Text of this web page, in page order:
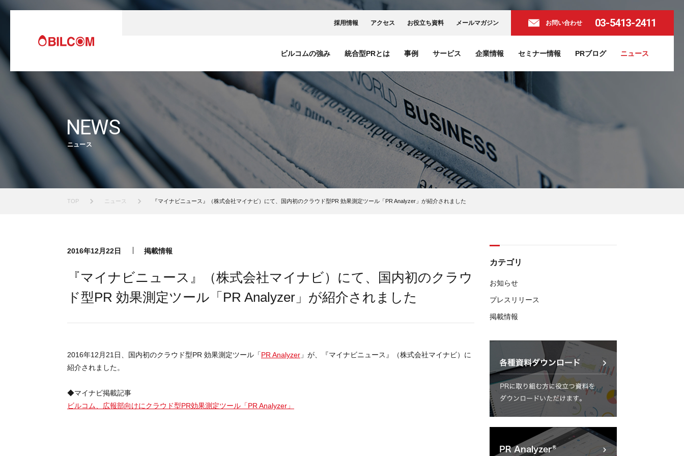
ビルコムの強み 統合型PRとは 事例 サービス 企業情報 セミナー情報 PRブログ ニュース
採用情報 アクセス お役立ち資料 メールマガジン お問い合わせ 03-5413-2411
NEWS
ニュース
TOP ニュース 『マイナビニュース』（株式会社マイナビ）にて、国内初のクラウド型PR 効果測定ツール「PR Analyzer」が紹介されました
2016年12月22日 掲載情報
『マイナビニュース』（株式会社マイナビ）にて、国内初のクラウ
ド型PR 効果測定ツール「PR Analyzer」が紹介されました
2016年12月21日、国内初のクラウド型PR 効果測定ツール「PR Analyzer 」が、『マイナビニュース』（株式会社マイナビ）に
紹介されました。
◆マイナビ掲載記事
ビルコム、広報部向けにクラウド型PR効果測定ツール「PR Analyzer」
カテゴリ
お知らせ
プレスリリース
掲載情報